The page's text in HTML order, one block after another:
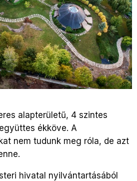
alapterületű, 4 szintes
ékköve. A
nem tudunk meg róla, de azt
hivatal nyilvántartásából